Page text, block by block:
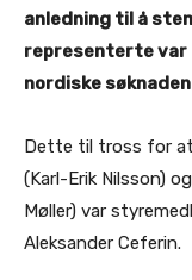
anledning til å
representerte var
nordiske
Dette til tross for at
(Karl-Erik Nilsson)
Møller) var
Aleksander Ceferin.